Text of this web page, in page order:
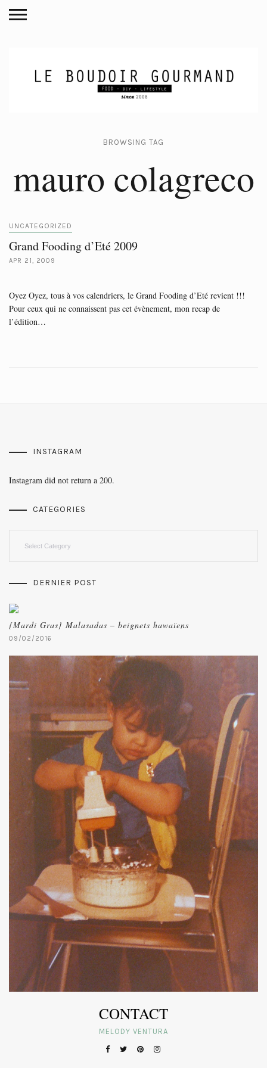
BROWSING TAG
mauro colagreco
UNCATEGORIZED
Grand Fooding d’Eté 2009
APR 21, 2009
Oyez Oyez, tous à vos calendriers, le Grand Fooding d’Eté revient !!!
Pour ceux qui ne connaissent pas cet évènement, mon recap de
l’édition…
INSTAGRAM
Instagram did not return a 200.
CATEGORIES
DERNIER POST
{Mardi Gras} Malasadas – beignets hawaïens
09/02/2016
CONTACT
MELODY VENTURA